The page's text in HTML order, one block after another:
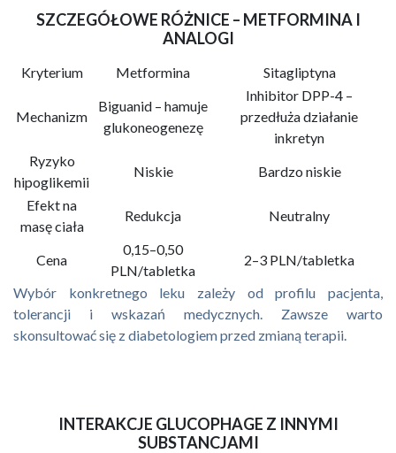
SZCZEGÓŁOWE RÓŻNICE – METFORMINA I
ANALOGI
Kryterium Metformina Sitagliptyna
Mechanizm
Biguanid – hamuje
glukoneogenezę
Inhibitor DPP-4 –
przedłuża działanie
inkretyn
Ryzyko
hipoglikemii
Niskie
Bardzo niskie
Efekt na
masę ciała
Redukcja Neutralny
Cena
0,15–0,50
PLN/tabletka
2–3 PLN/tabletka
Wybór konkretnego leku zależy od profilu pacjenta,
tolerancji i wskazań medycznych. Zawsze warto
skonsultować się z diabetologiem przed zmianą terapii.
INTERAKCJE GLUCOPHAGE Z INNYMI
SUBSTANCJAMI